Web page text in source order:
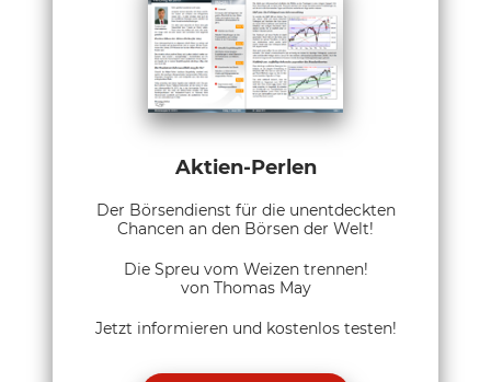
Aktien-Perlen
Der Börsendienst für die unentdeckten
Chancen an den Börsen der Welt!
Die Spreu vom Weizen trennen!
von Thomas May
Jetzt informieren und kostenlos testen!